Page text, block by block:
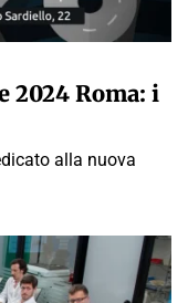
2024 Roma: i
alla nuova